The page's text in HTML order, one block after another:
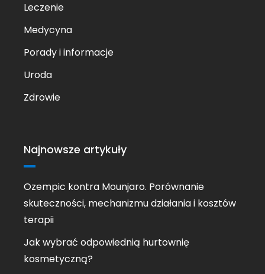
Leczenie
Medycyna
Porady i informacje
Uroda
Zdrowie
Najnowsze artykuły
Ozempic kontra Mounjaro. Porównanie
skuteczności, mechanizmu działania i kosztów
terapii
Jak wybrać odpowiednią hurtownię
kosmetyczną?